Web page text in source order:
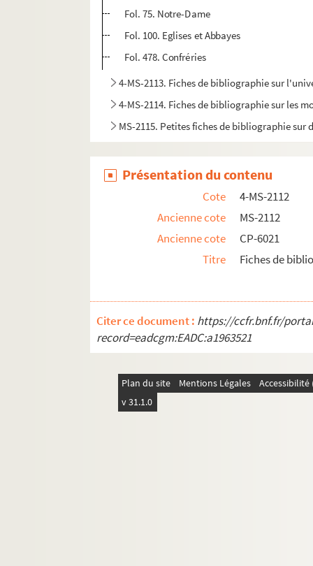
Fol. 75. Notre-Dame
Fol. 100. Eglises et Abbayes
Fol. 478. Confréries
4-MS-2113. Fiches de bibliographie sur
4-MS-2114. Fiches de bibliographie sur les
MS-2115. Petites fiches de bibliographie
Présentation du contenu
Cote
4-MS-2112
Ancienne cote
MS-2112
Ancienne cote
CP-6021
Titre
Fiches de
Citer ce document : https://ccfr.bnf.fr/
record=eadcgm:EADC:a1963521
Plan du site Mentions Légales
v 31.1.0